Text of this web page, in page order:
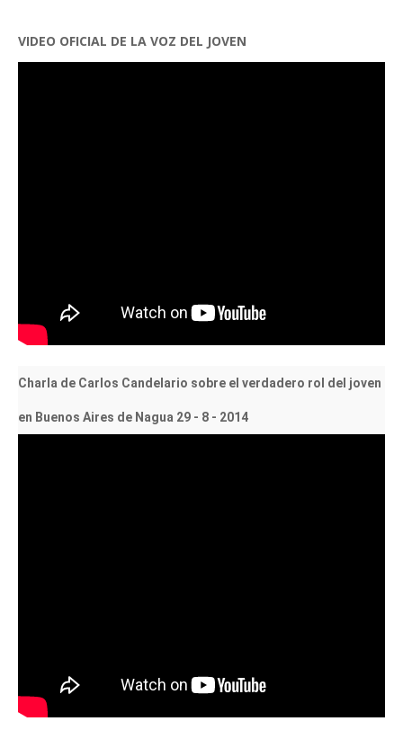
VIDEO OFICIAL DE LA VOZ DEL JOVEN
Charla de Carlos Candelario sobre el verdadero rol del joven
en Buenos Aires de Nagua 29 - 8 - 2014